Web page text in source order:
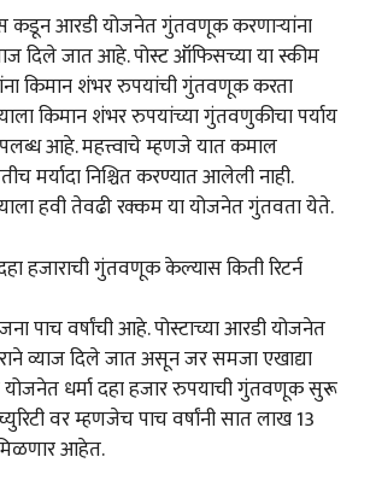
कडून आरडी योजनेत गुंतवणूक करणाऱ्यांना
दिले जात आहे. पोस्ट ऑफिसच्या या स्कीम
किमान शंभर रुपयांची गुंतवणूक करता
किमान शंभर रुपयांच्या गुंतवणुकीचा पर्याय
आहे. महत्त्वाचे म्हणजे यात कमाल
मर्यादा निश्चित करण्यात आलेली नाही.
हवी तेवढी रक्कम या योजनेत गुंतवता येते.
हजाराची गुंतवणूक केल्यास किती रिटर्न
पाच वर्षांची आहे. पोस्टाच्या आरडी योजनेत
व्याज दिले जात असून जर समजा एखाद्या
धर्मा दहा हजार रुपयाची गुंतवणूक सुरू
वर म्हणजेच पाच वर्षांनी सात लाख 13
आहेत.